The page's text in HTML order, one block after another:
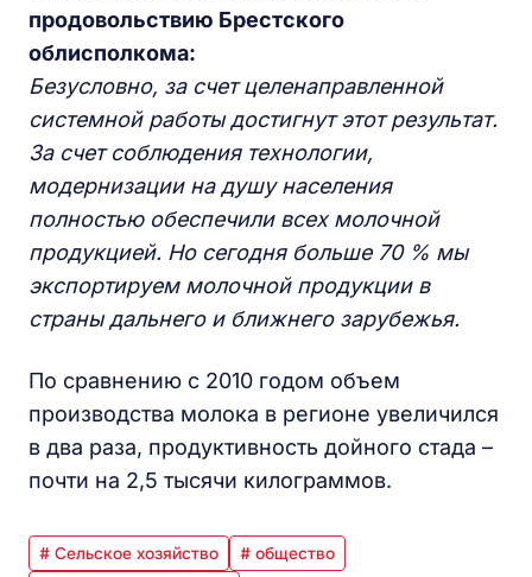
продовольствию Брестского
облисполкома:
Безусловно, за счет целенаправленной
системной работы достигнут этот результат.
За счет соблюдения технологии,
модернизации на душу населения
полностью обеспечили всех молочной
продукцией. Но сегодня больше 70 % мы
экспортируем молочной продукции в
страны дальнего и ближнего зарубежья.
По сравнению с 2010 годом объем
производства молока в регионе увеличился
в два раза, продуктивность дойного стада –
почти на 2,5 тысячи килограммов.
# Сельское хозяйство
# общество